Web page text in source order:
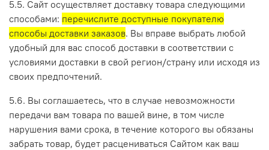
5.5. Сайт осуществляет доставку товара следующими
способами: перечислите доступные покупателю
способы доставки заказов. Вы вправе выбрать любой
удобный для вас способ доставки в соответствии с
условиями доставки в свой регион/страну или исходя из
своих предпочтений.
5.6. Вы соглашаетесь, что в случае невозможности
передачи вам товара по вашей вине, в том числе
нарушения вами срока, в течение которого вы обязаны
забрать товар, будет расцениваться Сайтом как ваш